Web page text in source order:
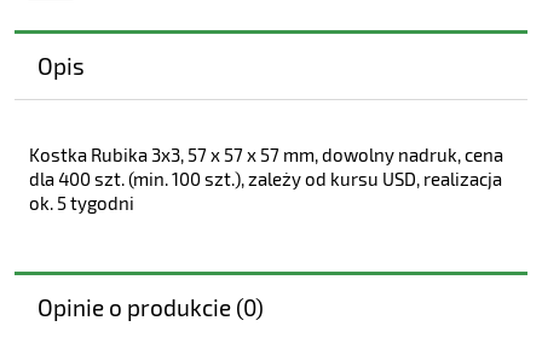
Opis
Kostka Rubika 3x3, 57 x 57 x 57 mm, dowolny nadruk, cena
dla 400 szt. (min. 100 szt.), zależy od kursu USD, realizacja
ok. 5 tygodni
Opinie o produkcie (0)